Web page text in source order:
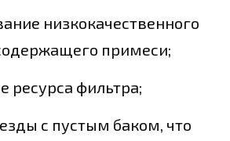
низкокачественного
примеси;
ресурса фильтра;
с пустым баком, что